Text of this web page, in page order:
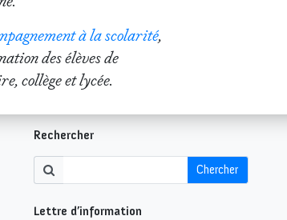
à la scolarité,
des élèves de
collège et lycée.
Rechercher
Chercher
Lettre d’information